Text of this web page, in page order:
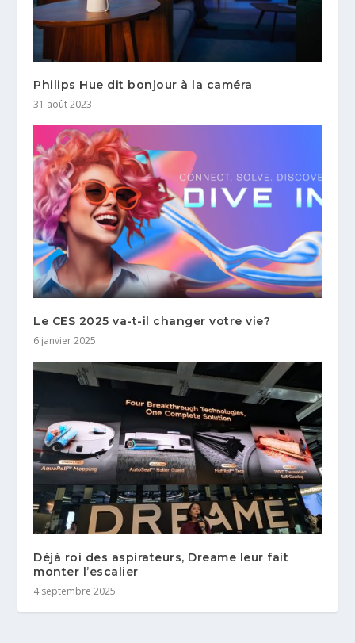
Philips Hue dit bonjour à la caméra
31 août 2023
Le CES 2025 va-t-il changer votre vie?
6 janvier 2025
Déjà roi des aspirateurs, Dreame leur fait
monter l’escalier
4 septembre 2025